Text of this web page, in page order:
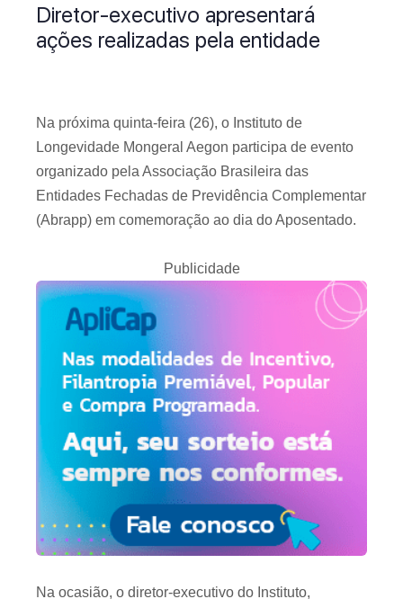
Diretor-executivo apresentará
ações realizadas pela entidade
Na próxima quinta-feira (26), o Instituto de
Longevidade Mongeral Aegon participa de evento
organizado pela Associação Brasileira das
Entidades Fechadas de Previdência Complementar
(Abrapp) em comemoração ao dia do Aposentado.
Publicidade
Na ocasião, o diretor-executivo do Instituto,